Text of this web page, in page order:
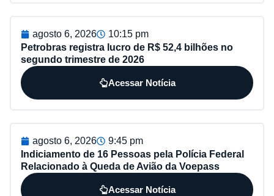
agosto 6, 2026
10:15 pm
Petrobras registra lucro de R$ 52,4 bilhões no
segundo trimestre de 2026
Acessar Notícia
agosto 6, 2026
9:45 pm
Indiciamento de 16 Pessoas pela Polícia Federal
Relacionado à Queda de Avião da Voepass
Acessar Notícia